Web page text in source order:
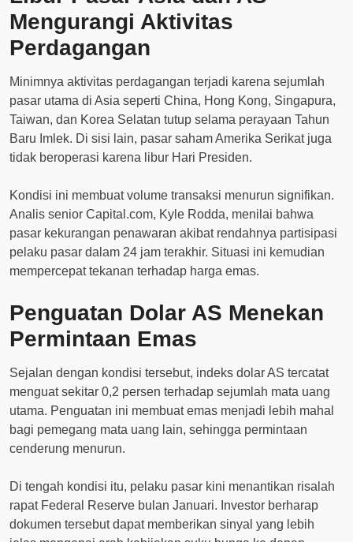
Mengurangi Aktivitas
Perdagangan
Minimnya aktivitas perdagangan terjadi karena sejumlah
pasar utama di Asia seperti China, Hong Kong, Singapura,
Taiwan, dan Korea Selatan tutup selama perayaan Tahun
Baru Imlek. Di sisi lain, pasar saham Amerika Serikat juga
tidak beroperasi karena libur Hari Presiden.
Kondisi ini membuat volume transaksi menurun signifikan.
Analis senior Capital.com, Kyle Rodda, menilai bahwa
pasar kekurangan penawaran akibat rendahnya partisipasi
pelaku pasar dalam 24 jam terakhir. Situasi ini kemudian
mempercepat tekanan terhadap harga emas.
Penguatan Dolar AS Menekan
Permintaan Emas
Sejalan dengan kondisi tersebut, indeks dolar AS tercatat
menguat sekitar 0,2 persen terhadap sejumlah mata uang
utama. Penguatan ini membuat emas menjadi lebih mahal
bagi pemegang mata uang lain, sehingga permintaan
cenderung menurun.
Di tengah kondisi itu, pelaku pasar kini menantikan risalah
rapat Federal Reserve bulan Januari. Investor berharap
dokumen tersebut dapat memberikan sinyal yang lebih